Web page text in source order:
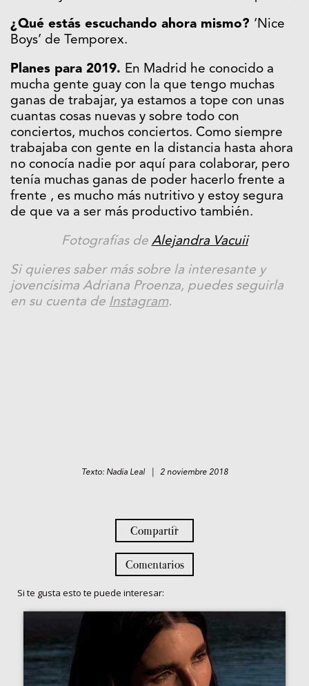
¿Qué estás escuchando ahora mismo? ‘Nice
Boys’ de Temporex.
Planes para 2019. En Madrid he conocido a
mucha gente guay con la que tengo muchas
ganas de trabajar, ya estamos a tope con unas
cuantas cosas nuevas y sobre todo con
conciertos, muchos conciertos. Como siempre
trabajaba con gente en la distancia hasta ahora
no conocía nadie por aquí para colaborar, pero
tenía muchas ganas de poder hacerlo frente a
frente , es mucho más nutritivo y estoy segura
de que va a ser más productivo también.
Fotografías de Alejandra Vacuii
Si quieres saber más sobre la interesante y
jovencísima Adriana Proenza, puedes seguirla
en su cuenta de Instagram.
Texto: Nadia Leal | 2 noviembre 2018
Compartir
Comentarios
Si te gusta esto te puede interesar: